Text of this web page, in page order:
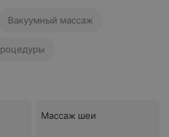
Вакуумный массаж
Массаж шеи